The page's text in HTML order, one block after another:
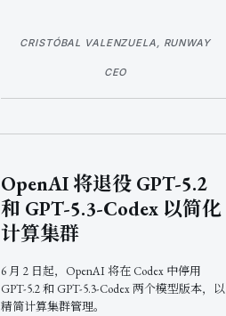
CRISTÓBAL VALENZUELA, RUNWAY
CEO
OpenAI 将退役 GPT-5.2
和 GPT-5.3-Codex 以简化
计算集群
6 月 2 日起，OpenAI 将在 Codex 中停用
GPT-5.2 和 GPT-5.3-Codex 两个模型版本，以
精简计算集群管理。